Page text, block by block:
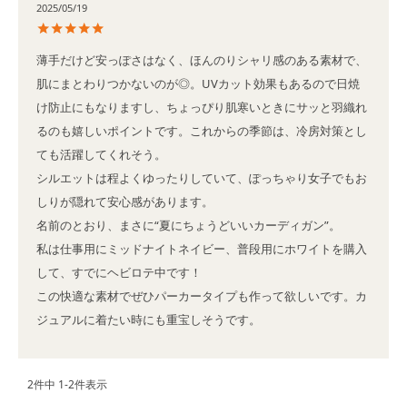
2025/05/19
薄手だけど安っぽさはなく、ほんのりシャリ感のある素材で、
肌にまとわりつかないのが◎。UVカット効果もあるので日焼
け防止にもなりますし、ちょっぴり肌寒いときにサッと羽織れ
るのも嬉しいポイントです。これからの季節は、冷房対策とし
ても活躍してくれそう。
シルエットは程よくゆったりしていて、ぽっちゃり女子でもお
しりが隠れて安心感があります。
名前のとおり、まさに“夏にちょうどいいカーディガン”。
私は仕事用にミッドナイトネイビー、普段用にホワイトを購入
して、すでにヘビロテ中です！
この快適な素材でぜひパーカータイプも作って欲しいです。カ
ジュアルに着たい時にも重宝しそうです。
2件中 1-2件表示